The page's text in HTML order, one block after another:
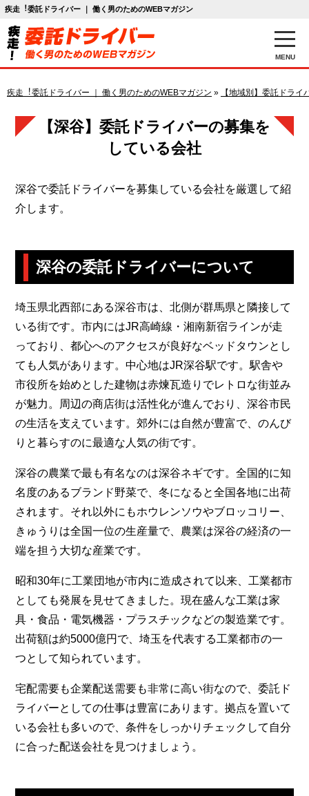
疾走︕委託ドライバー ｜ 働く男のためのWEBマガジン
MENU
疾走︕委託ドライバー ｜ 働く男のためのWEBマガジン » 【地域別】委託ドラ
【深谷】委託ドライバーの募集を
している会社
深谷で委託ドライバーを募集している会社を厳選して紹
介します。
深谷の委託ドライバーについて
埼玉県北西部にある深谷市は、北側が群馬県と隣接して
いる街です。市内にはJR高崎線・湘南新宿ラインが走
っており、都心へのアクセスが良好なベッドタウンとし
ても人気があります。中心地はJR深谷駅です。駅舎や
市役所を始めとした建物は赤煉瓦造りでレトロな街並み
が魅力。周辺の商店街は活性化が進んでおり、深谷市民
の生活を支えています。郊外には自然が豊富で、のんび
りと暮らすのに最適な人気の街です。
深谷の農業で最も有名なのは深谷ネギです。全国的に知
名度のあるブランド野菜で、冬になると全国各地に出荷
されます。それ以外にもホウレンソウやブロッコリー、
きゅうりは全国一位の生産量で、農業は深谷の経済の一
端を担う大切な産業です。
昭和30年に工業団地が市内に造成されて以来、工業都市
としても発展を見せてきました。現在盛んな工業は家
具・食品・電気機器・プラスチックなどの製造業です。
出荷額は約5000億円で、埼玉を代表する工業都市の一
つとして知られています。
宅配需要も企業配送需要も非常に高い街なので、委託ド
ライバーとしての仕事は豊富にあります。拠点を置いて
いる会社も多いので、条件をしっかりチェックして自分
に合った配送会社を見つけましょう。